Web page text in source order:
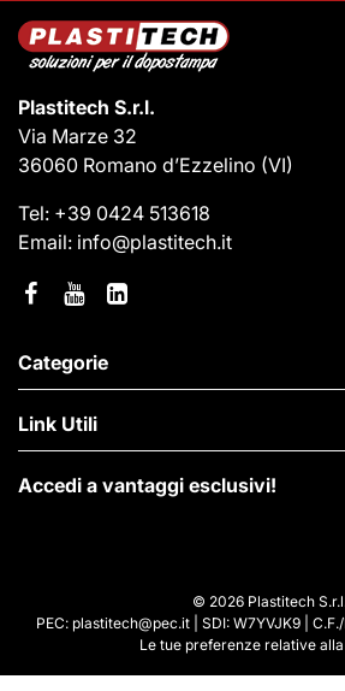
Plastitech S.r.l.
Via Marze 32
36060 Romano d’Ezzelino (VI)
Tel: +39 0424 513618
Email: info@plastitech.it
Categorie
Link Utili
Accedi a vantaggi esclusivi!
© 2026 Plastitech
PEC: plastitech@pec.it | SDI: W7YVJK9 |
Le tue preferenze relative